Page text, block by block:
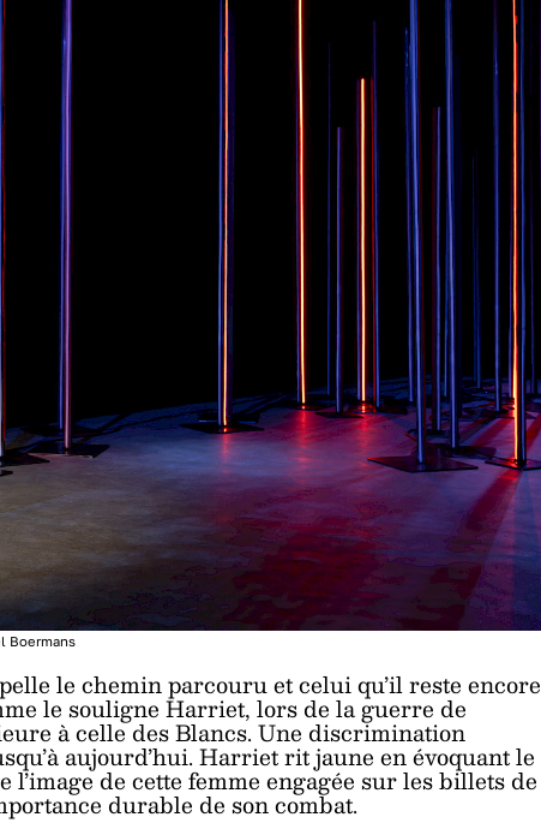
Boermans
le chemin parcouru et celui qu’il reste encore
le souligne Harriet, lors de la guerre de
à celle des Blancs. Une discrimination
aujourd’hui. Harriet rit jaune en évoquant le
de cette femme engagée sur les billets de
durable de son combat.